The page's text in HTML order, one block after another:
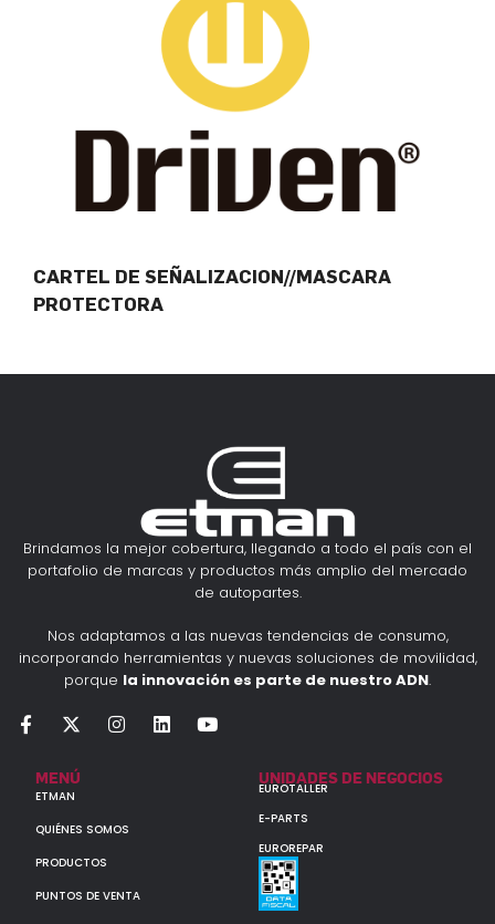
CARTEL DE SEÑALIZACION//MASCARA
PROTECTORA
Brindamos la mejor cobertura, llegando a todo el país con el
portafolio de marcas y productos más amplio del mercado
de autopartes.
Nos adaptamos a las nuevas tendencias de consumo,
incorporando herramientas y nuevas soluciones de movilidad,
porque la innovación es parte de nuestro ADN.
MENÚ
ETMAN
QUIÉNES SOMOS
PRODUCTOS
PUNTOS DE VENTA
UNIDADES DE NEGOCIOS
EUROTALLER
E-PARTS
EUROREPAR